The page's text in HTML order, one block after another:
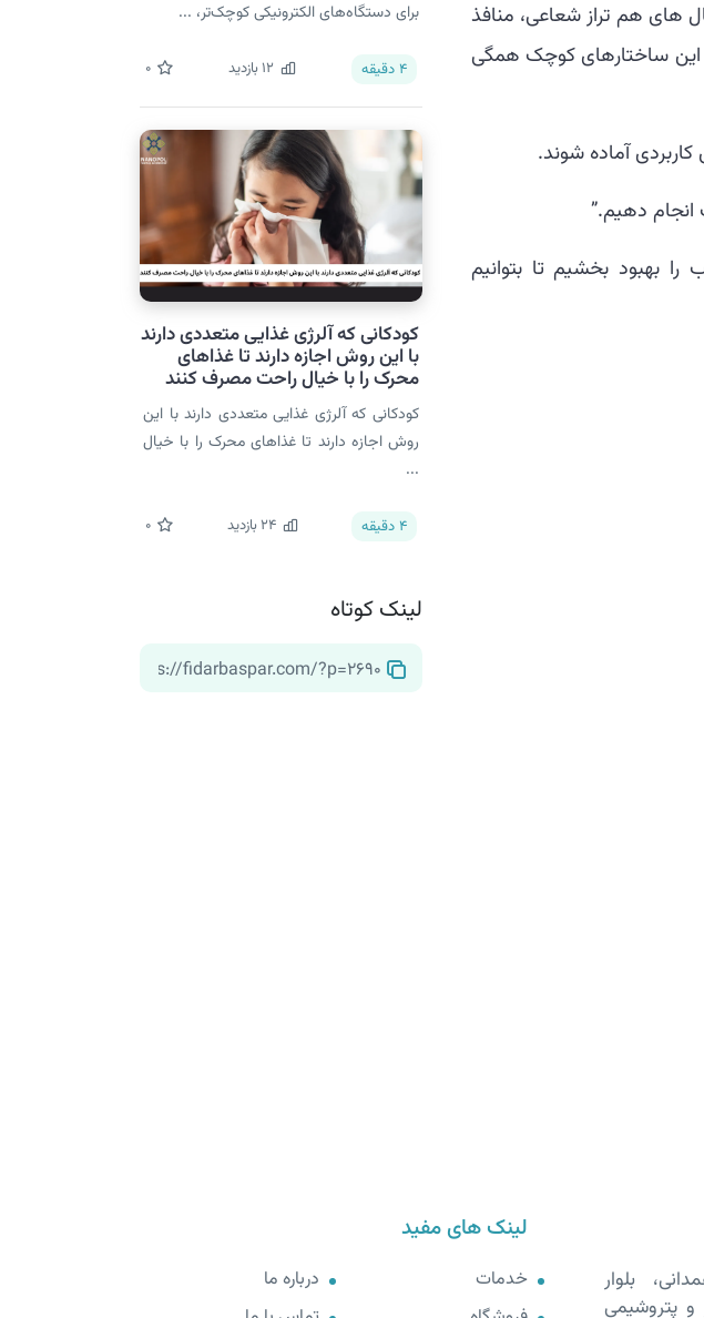
های هم تراز شعاعی، منافذ
این ساختارهای کوچک همگی
آماده شوند.
انجام دهیم.”
بهبود بخشیم تا بتوانیم
برای دستگاه‌های الکترونیکی کوچک‌تر، ...
4 دقیقه 12 بازدید 0
کودکانی که آلرژی غذایی متعددی دارند
با این روش اجازه دارند تا غذاهای
محرک را با خیال راحت مصرف کنند
کودکانی که آلرژی غذایی متعددی دارند با این
روش اجازه دارند تا غذاهای محرک را با خیال
...
4 دقیقه 24 بازدید 0
لینک کوتاه
بلوار
و پتروشیمی
لینک های مفید
خدمات
درباره ما